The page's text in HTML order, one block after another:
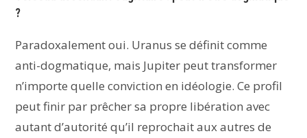
?
Paradoxalement oui. Uranus se définit comme
anti-dogmatique, mais Jupiter peut transformer
n’importe quelle conviction en idéologie. Ce profil
peut finir par prêcher sa propre libération avec
autant d’autorité qu’il reprochait aux autres de